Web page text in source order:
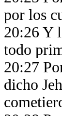
por los
20:26 Y
todo
20:27
dicho